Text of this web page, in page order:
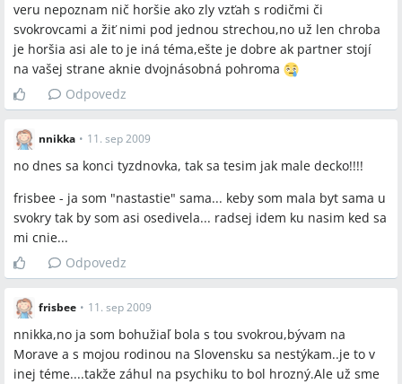
veru nepoznam nič horšie ako zly vzťah s rodičmi či
svokrovcami a žiť nimi pod jednou strechou,no už len chroba
je horšia asi ale to je iná téma,ešte je dobre ak partner stojí
na vašej strane aknie dvojnásobná pohroma
Odpovedz
nnikka • 11. sep 2009
no dnes sa konci tyzdnovka, tak sa tesim jak male decko!!!!
frisbee - ja som "nastastie" sama... keby som mala byt sama u
svokry tak by som asi osedivela... radsej idem ku nasim ked sa
mi cnie...
Odpovedz
frisbee • 11. sep 2009
nnikka,no ja som bohužiaľ bola s tou svokrou,bývam na
Morave a s mojou rodinou na Slovensku sa nestýkam..je to v
inej téme....takže záhul na psychiku to bol hrozný.Ale už sme